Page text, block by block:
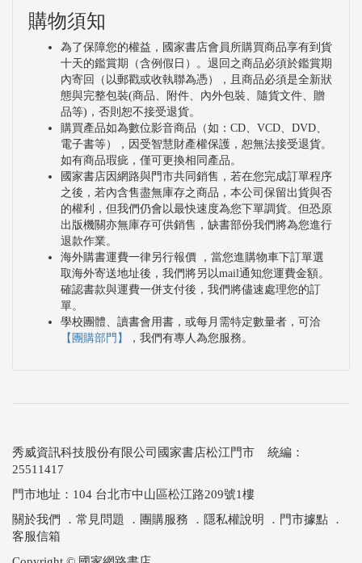
購物須知
為了保障您的權益，國家書店會員所購買商品享有到貨
十天的鑑賞期（含例假日）。退回之商品必須於鑑賞期
內寄回（以郵戳或收執聯為憑），且商品必須是全新狀
態與完整包裝(商品、附件、內外包裝、隨貨文件、贈
品等)，否則恕不接受退貨。
購買產品如為數位影音商品（如：CD、VCD、DVD、
電子書等），因受智慧財產權保護，恕無法接受退貨。
如有商品瑕疵，僅可更換相同產品。
國家書店因網路與門市共同銷售，若在您完成訂單程序
之後，若內含售盡無庫存之商品，本公司保留出貨與否
的權利，但我們仍會以最快速度為您下單調貨。但恐原
出版機關亦無庫存可供銷售，缺書部份我們將為您進行
退款作業。
海外購書運費一律另行報價 ，當您進購物車下訂單選
取海外寄送地址後，我們將另以mail通知您運費金額。
確認書款與運費一併支付後，我們將儘速處理您的訂
單。
學校團體、讀書會用書，或每月需特定數量者，可洽
【團購部門】
，我們有專人為您服務。
秀威資訊科技股份有限公司國家書店松江門市 統編：
25511417
門市地址：104 台北市中山區松江路209號1樓
關於我們
． 常見問題 ． 團購服務 ． 隱私權說明 ． 門市據點 ．
客服信箱